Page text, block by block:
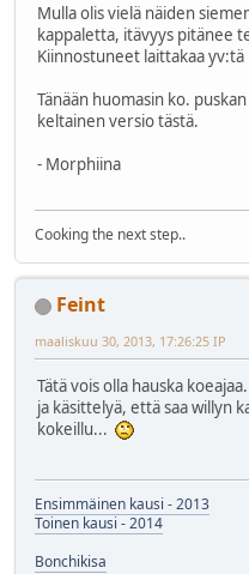
Mulla olis vielä näiden
kappaletta, itävyys pitänee
Kiinnostuneet laittakaa yv:tä
Tänään huomasin ko.
keltainen versio tästä.
- Morphiina
Cooking the next step..
Feint
maaliskuu 30, 2013, 17:26:25 IP
Tätä vois olla hauska
ja käsittelyä, että saa willyn
kokeillu...
Ensimmäinen kausi - 2013
Toinen kausi - 2014
Bonchikisa